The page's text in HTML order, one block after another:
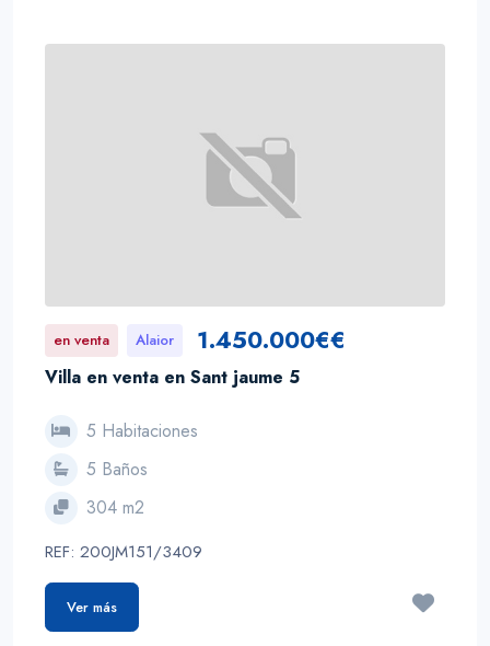
en venta Alaior 1.450.000€€
Villa en venta en Sant jaume 5
5 Habitaciones
5 Baños
304 m2
REF: 200JM151/3409
Ver más